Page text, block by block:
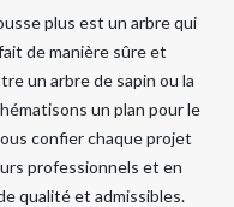
plus est un arbre qui
de manière sûre et
un arbre de sapin ou la
un plan pour le
confier chaque projet
professionnels et en
qualité et admissibles.